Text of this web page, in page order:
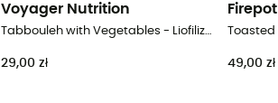
Voyager Nutrition
Tabbouleh with Vegetables - Liofilizowane danie
29,00 zł
Firepot
49,00 zł